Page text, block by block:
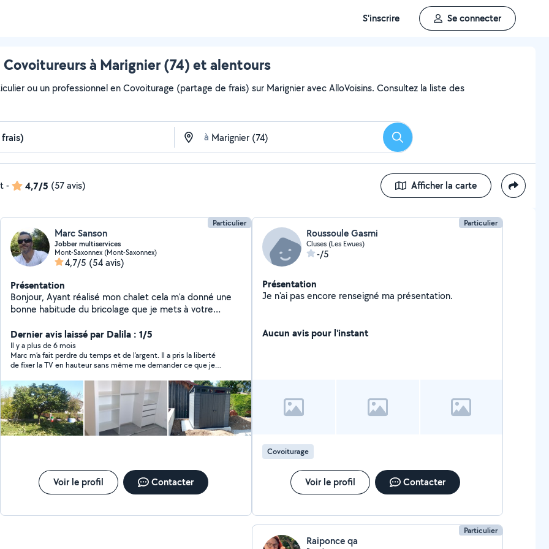
S'inscrire Se connecter
Covoitureurs à Marignier (74) et alentours
ou un professionnel en Covoiturage (partage de frais) sur Marignier avec AlloVoisins. Consultez la liste des
à Rechercher
- 4,7/5 (57 avis) Afficher la carte
Particulier
Marc Sanson
Jobber multiservices
Mont-Saxonnex (Mont-Saxonnex)
4,7/5 (54 avis)
Présentation
Bonjour, Ayant réalisé mon chalet cela m'a donné une
bonne habitude du bricolage que je mets à votre
Marc
Dernier avis laissé par Dalila : 1/5
Il y a plus de 6 mois
Marc m’a fait perdre du temps et de l’argent. Il a pris la liberté
de fixer la TV en hauteur sans même me demander ce que je
me concerter ma TV était fixer quasiment à raz du plafond. La
TV est tombé du mur peu de temps après. Pour le meuble de
salle de bain il a bousillé la faïence neuve au mur en fixant le
meuble à une hauteur non standard, utilisation de l’évier non
fonctionnel. Il n’a pas respecté les consignes. Il a fait des
découpe dans mon meuble d’évier au lieu de simplement le
Voir le profil Contacter
Particulier
Roussoule Gasmi
Cluses (Les Ewues)
-/5
Présentation
Je n'ai pas encore renseigné ma présentation.
Aucun avis pour l'instant
Covoiturage
Voir le profil Contacter
Particulier
Raiponce qa